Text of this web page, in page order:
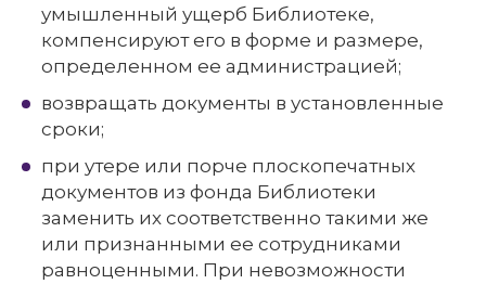
умышленный ущерб Библиотеке,
компенсируют его в форме и размере,
определенном ее администрацией;
возвращать документы в установленные
сроки;
при утере или порче плоскопечатных
документов из фонда Библиотеки
заменить их соответственно такими же
или признанными ее сотрудниками
равноценными. При невозможности